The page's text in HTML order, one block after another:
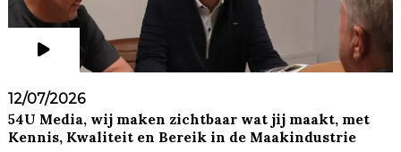
12/07/2026
54U Media, wij maken zichtbaar wat jij maakt, met
Kennis, Kwaliteit en Bereik in de Maakindustrie